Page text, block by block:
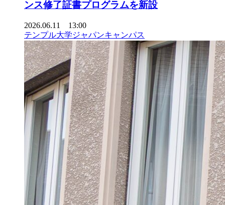
ンス修了証書プログラムを新設
2026.06.11 13:00
テンプル大学ジャパンキャンパス